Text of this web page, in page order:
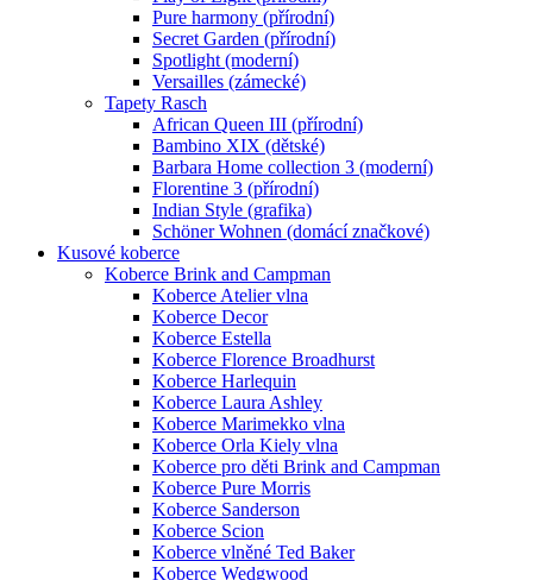
Pure harmony (přírodní)
Secret Garden (přírodní)
Spotlight (moderní)
Versailles (zámecké)
Tapety Rasch
African Queen III (přírodní)
Bambino XIX (dětské)
Barbara Home collection 3 (moderní)
Florentine 3 (přírodní)
Indian Style (grafika)
Schöner Wohnen (domácí značkové)
Kusové koberce
Koberce Brink and Campman
Koberce Atelier vlna
Koberce Decor
Koberce Estella
Koberce Florence Broadhurst
Koberce Harlequin
Koberce Laura Ashley
Koberce Marimekko vlna
Koberce Orla Kiely vlna
Koberce pro děti Brink and Campman
Koberce Pure Morris
Koberce Sanderson
Koberce Scion
Koberce vlněné Ted Baker
Koberce Wedgwood